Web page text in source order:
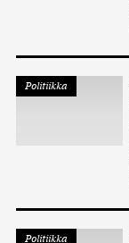
Politiikka
Politiikka